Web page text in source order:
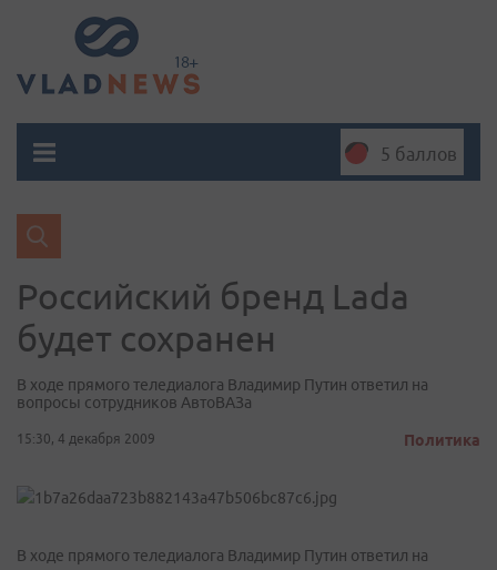
5 баллов
Российский бренд Lada
будет сохранен
В ходе прямого теледиалога Владимир Путин ответил на
вопросы сотрудников АвтоВАЗа
15:30, 4 декабря 2009 Политика
В ходе прямого теледиалога Владимир Путин ответил на